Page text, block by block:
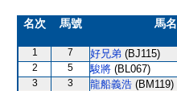
名次 馬號 馬名
1 7 好兄弟 (BJ115)
2 5 駿將 (BL067)
3 3 龍船義浩 (BM119)